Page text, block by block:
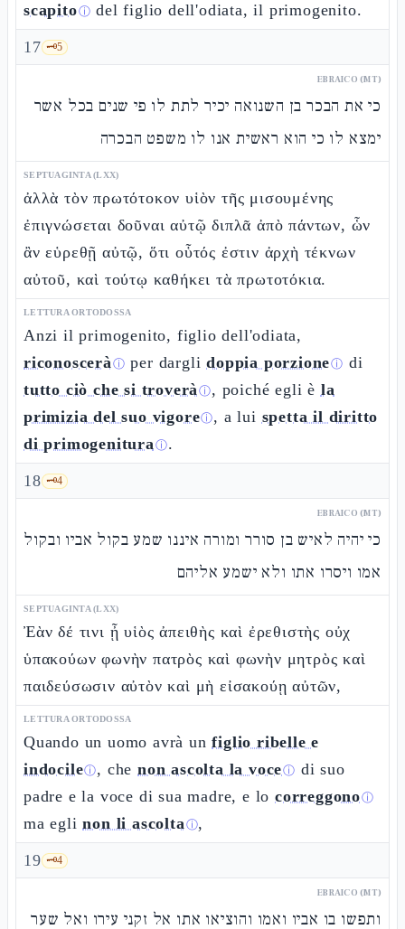
scapitoⓘ del figlio dell'odiata, il primogenito.
17 🗝️5
EBRAICO (MT)
כי את הבכר בן השנואה יכיר לתת לו פי שנים בכל אשר
ימצא לו כי הוא ראשית אנו לו משפט הבכרה
SEPTUAGINTA (LXX)
ἀλλὰ τὸν πρωτότοκον υἱὸν τῆς μισουμένης
ἐπιγνώσεται δοῦναι αὐτῷ διπλᾶ ἀπὸ πάντων, ὧν
ἂν εὑρεθῇ αὐτῷ, ὅτι οὗτός ἐστιν ἀρχὴ τέκνων
αὐτοῦ, καὶ τούτῳ καθήκει τὰ πρωτοτόκια.
LETTURA ORTODOSSA
Anzi il primogenito, figlio dell'odiata,
riconosceràⓘ per darglidoppia porzioneⓘ di
tutto ciò che si troveràⓘ, poiché egli è la
primizia del suo vigoreⓘ, a lui spetta il diritto
di primogenituraⓘ.
18 🗝️4
EBRAICO (MT)
כי יהיה לאיש בן סורר ומורה איננו שמע בקול אביו ובקול
אמו ויסרו אתו ולא ישמע אליהם
SEPTUAGINTA (LXX)
Ἐὰν δέ τινι ᾖ υἱὸς ἀπειθὴς καὶ ἐρεθιστὴς οὐχ
ὑπακούων φωνὴν πατρὸς καὶ φωνὴν μητρὸς καὶ
παιδεύσωσιν αὐτὸν καὶ μὴ εἰσακούῃ αὐτῶν,
LETTURA ORTODOSSA
Quando un uomo avrà unfiglio ribelle e
indocileⓘ, chenon ascolta la voceⓘ di suo
padre e la voce di sua madre, e locorreggonoⓘ
ma eglinon li ascoltaⓘ,
19 🗝️4
EBRAICO (MT)
ותפשו בו אביו ואמו והוציאו אתו אל זקני עירו ואל שער